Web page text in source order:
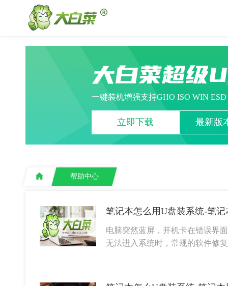
大白菜超级
一键装机增强支持GHO ISO WIN
立即下载 最新版
帮助中心
笔记本怎么用U盘装系统-笔
电脑突然蓝屏，开机卡在错误界
无法进入系统时，常规的软件修